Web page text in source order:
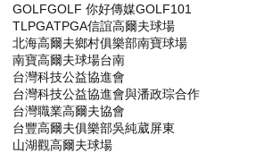
GOLFGOLF 你好傳媒GOLF101
TLPGATPGA信誼高爾夫球場
北海高爾夫鄉村俱樂部南寶球場
南寶高爾夫球場台南
台灣科技公益協進會
台灣科技公益協進會與潘政琮合作
台灣職業高爾夫協會
台豐高爾夫俱樂部吳純葳屏東
山湖觀高爾夫球場